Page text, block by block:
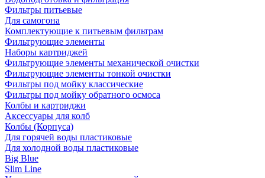
Фильтры питьевые
Для самогона
Комплектующие к питьевым фильтрам
Фильтрующие элементы
Наборы картриджей
Фильтрующие элементы механической очистки
Фильтрующие элементы тонкой очистки
Фильтры под мойку классические
Фильтры под мойку обратного осмоса
Колбы и картриджи
Аксессуары для колб
Колбы (Корпуса)
Для горячей воды пластиковые
Для холодной воды пластиковые
Big Blue
Slim Line